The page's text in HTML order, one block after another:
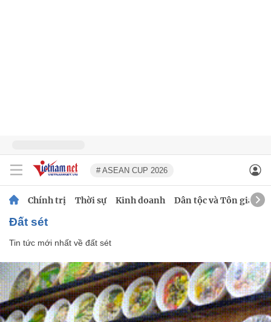
# ASEAN CUP 2026
Chính trị Thời sự Kinh doanh Dân tộc và Tôn giáo
đất sét
Tin tức mới nhất về đất sét